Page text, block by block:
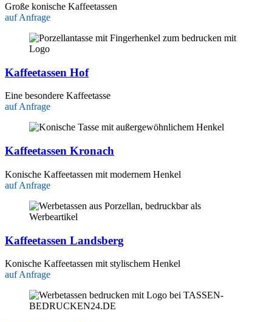
Große konische Kaffeetassen
auf Anfrage
Kaffeetassen Hof
Eine besondere Kaffeetasse
auf Anfrage
Kaffeetassen Kronach
Konische Kaffeetassen mit modernem Henkel
auf Anfrage
Kaffeetassen Landsberg
Konische Kaffeetassen mit stylischem Henkel
auf Anfrage